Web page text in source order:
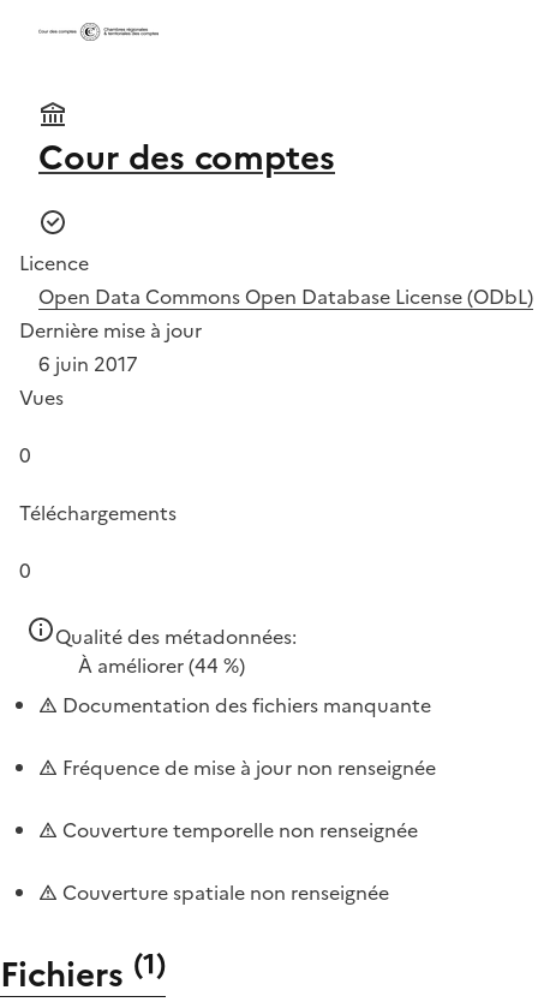
Cour des comptes
Licence
Open Data Commons Open Database License (ODbL)
Dernière mise à jour
6 juin 2017
Vues
0
Téléchargements
0
Qualité des métadonnées:
À améliorer(44 %)
Documentation des fichiers manquante
Fréquence de mise à jour non renseignée
Couverture temporelle non renseignée
Couverture spatiale non renseignée
Fichiers (1)